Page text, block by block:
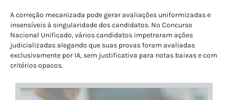
A correção mecanizada pode gerar avaliações uniformizadas e
insensíveis à singularidade dos candidatos. No Concurso
Nacional Unificado, vários candidatos impetraram ações
judicializadas alegando que suas provas foram avaliadas
exclusivamente por IA, sem justificativa para notas baixas e com
critérios opacos.